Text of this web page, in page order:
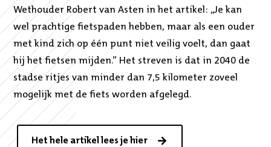
Wethouder Robert van Asten in het artikel: „Je kan
wel prachtige fietspaden hebben, maar als een ouder
met kind zich op één punt niet veilig voelt, dan gaat
hij het fietsen mijden.” Het streven is dat in 2040 de
stadse ritjes van minder dan 7,5 kilometer zoveel
mogelijk met de fiets worden afgelegd.
Het hele artikel lees je hier